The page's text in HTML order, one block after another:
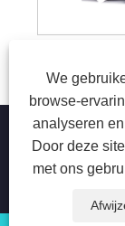
We
browse-
analyseren
Door deze
met ons
Copyright ©
voorbehouden